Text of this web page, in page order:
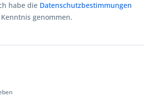
habe die Datenschutzbestimmungen
genommen.